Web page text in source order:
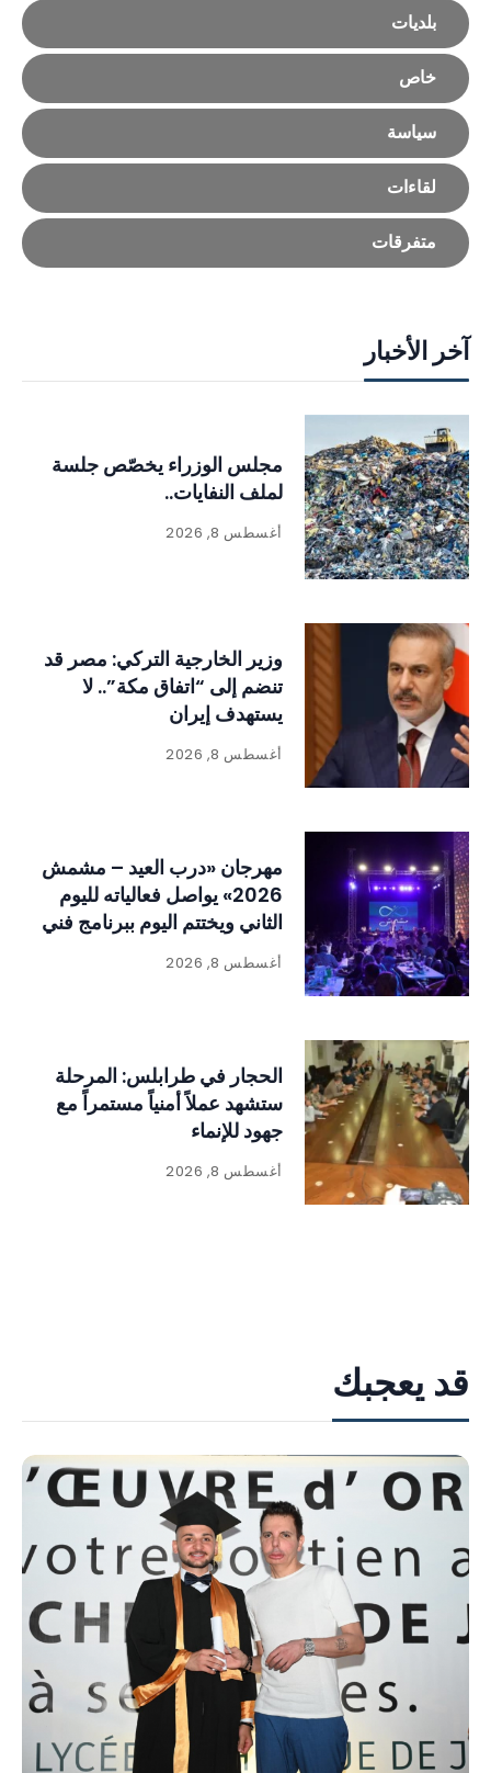
بلديات
خاص
سياسة
لقاءات
متفرقات
آخر الأخبار
مجلس الوزراء يخصّص جلسة
لملف النفايات..
أغسطس 8, 2026
وزير الخارجية التركي: مصر قد
تنضم إلى “اتفاق مكة”.. لا
يستهدف إيران
أغسطس 8, 2026
مهرجان «درب العيد – مشمش
2026» يواصل فعالياته لليوم
الثاني ويختتم اليوم ببرنامج فني
وتراثي حافل
أغسطس 8, 2026
الحجار في طرابلس: المرحلة
ستشهد عملاً أمنياً مستمراً مع
جهود للإنماء
أغسطس 8, 2026
قد يعجبك